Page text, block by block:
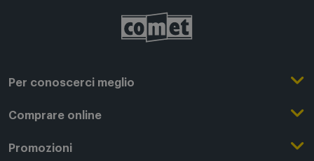
Per conoscerci meglio
Il Gruppo Comet
Punti di forza
Comprare online
Registrati su Comet
Promozioni